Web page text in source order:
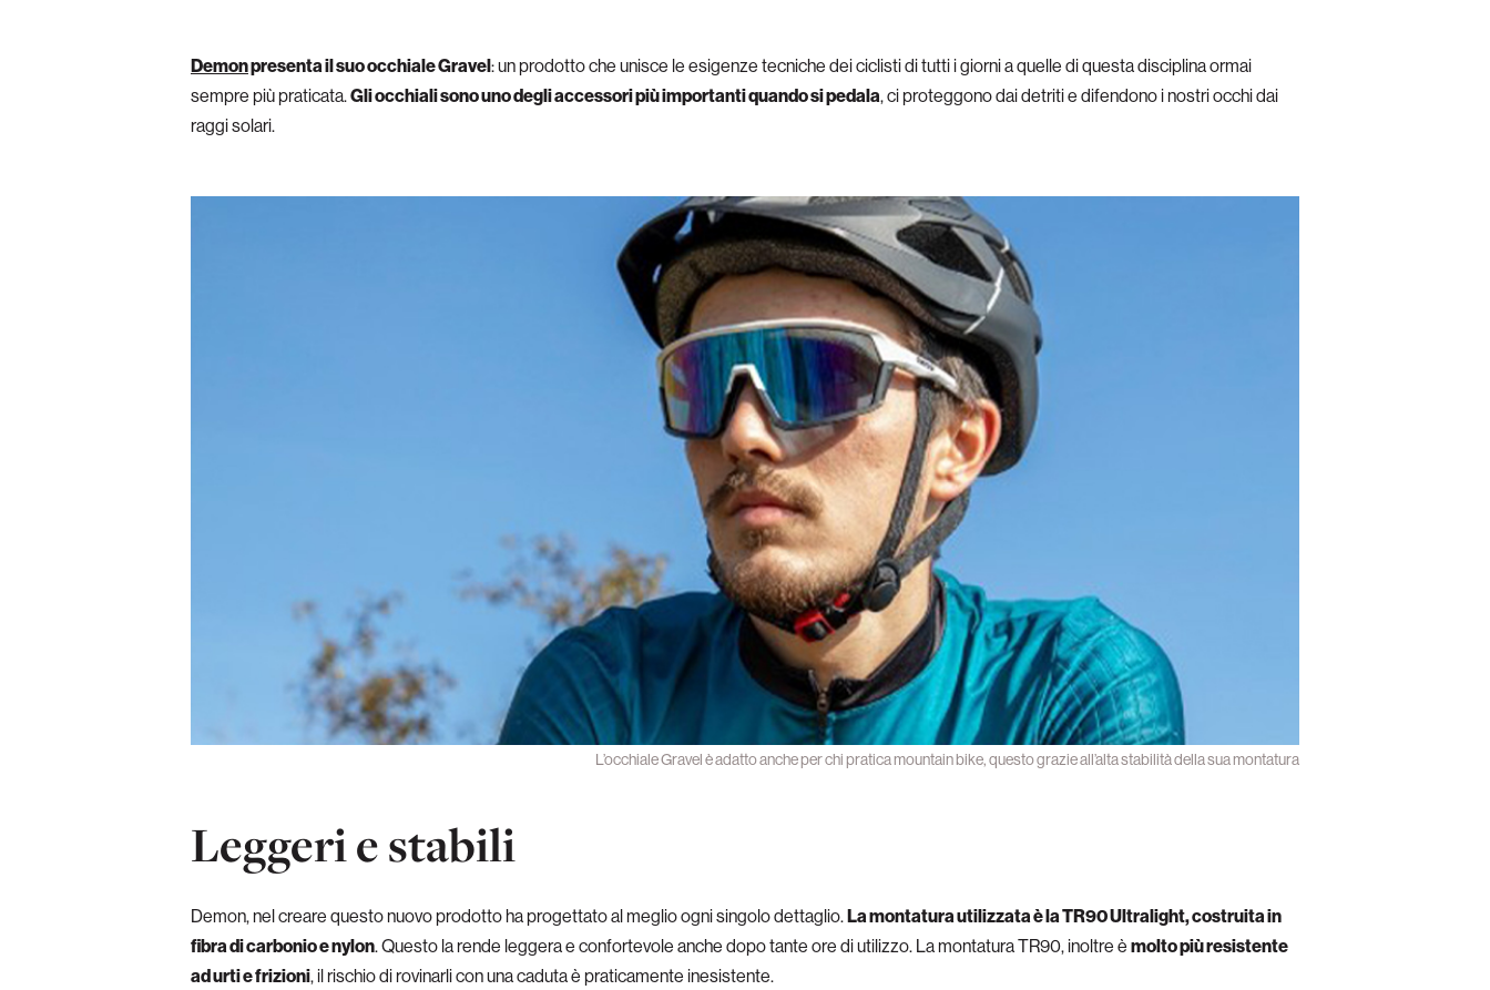
Demonpresenta il suo occhiale Gravel: un prodotto che unisce le esigenze tecniche dei ciclisti di tutti i giorni a quelle di questa disciplina ormai
sempre più praticata.Gli occhiali sono uno degli accessori più importanti quando si pedala, ci proteggono dai detriti e difendono i nostri occhi dai
raggi solari.
L’occhiale Gravel è adatto anche per chi pratica mountain bike, questo grazie all’alta stabilità della sua montatura
Leggeri e stabili
Demon, nel creare questo nuovo prodotto ha progettato al meglio ogni singolo dettaglio.La montatura utilizzata è la TR90 Ultralight, costruita in
fibra di carbonio e nylon. Questo la rende leggera e confortevole anche dopo tante ore di utilizzo. La montatura TR90, inoltre è molto più resistente
ad urti e frizioni, il rischio di rovinarli con una caduta è praticamente inesistente.